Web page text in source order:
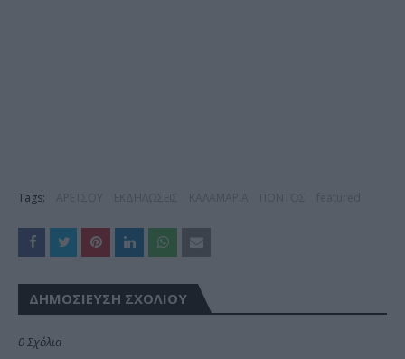
Tags:
ΔΗΜΟΣΊΕΥΣΗ ΣΧΟΛΊΟΥ
0 Σχόλια